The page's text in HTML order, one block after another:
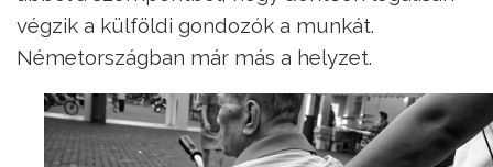
végzik a külföldi gondozók a munkát.
Németországban már más a helyzet.